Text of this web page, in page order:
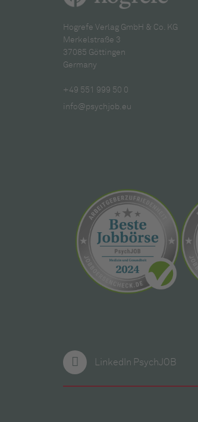
Hogrefe Verlag GmbH & Co. KG
Merkelstraße 3
37085 Göttingen
Germany
+49 551 999 50 0
info@psychjob.eu
LinkedIn PsychJOB